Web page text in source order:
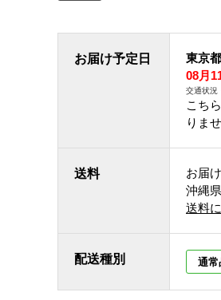
お届け予定日 東京
08月
交通状況
こち
りま
送料 お届
沖縄
送料
配送種別 通常